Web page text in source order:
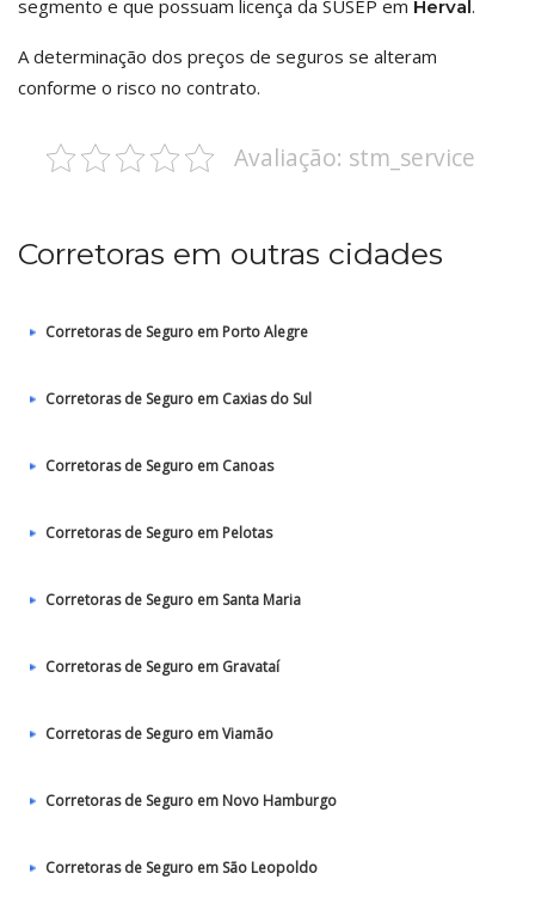
segmento e que possuam licença da SUSEP em Herval.
A determinação dos preços de seguros se alteram
conforme o risco no contrato.
Avaliação: stm_service
Corretoras em outras cidades
Corretoras de Seguro em Porto Alegre
Corretoras de Seguro em Caxias do Sul
Corretoras de Seguro em Canoas
Corretoras de Seguro em Pelotas
Corretoras de Seguro em Santa Maria
Corretoras de Seguro em Gravataí
Corretoras de Seguro em Viamão
Corretoras de Seguro em Novo Hamburgo
Corretoras de Seguro em São Leopoldo